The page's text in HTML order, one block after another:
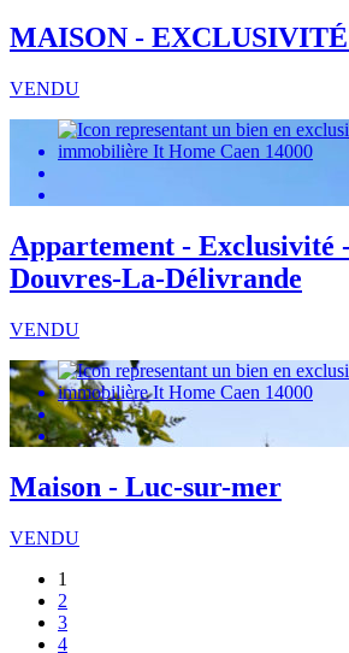
MAISON -
VENDU
Appartement - Exclusivité
Douvres-La-Délivrande
VENDU
Maison - Luc-sur-mer
VENDU
1
2
3
4